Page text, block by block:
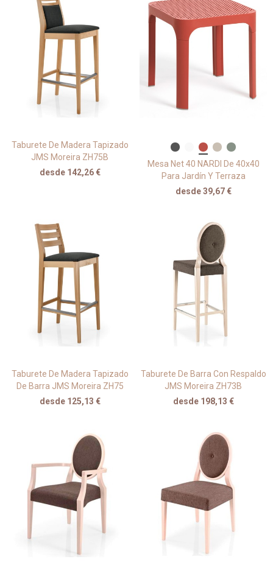
Taburete De Madera Tapizado
JMS Moreira ZH75B
desde 142,26 €
Mesa Net 40 NARDI De 40x40
Para Jardín Y Terraza
desde 39,67 €
Taburete De Madera Tapizado
De Barra JMS Moreira ZH75
desde 125,13 €
Taburete De Barra Con Respaldo
JMS Moreira ZH73B
desde 198,13 €